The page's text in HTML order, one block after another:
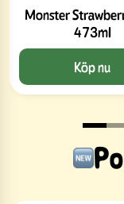
Monster
473ml
Köp nu